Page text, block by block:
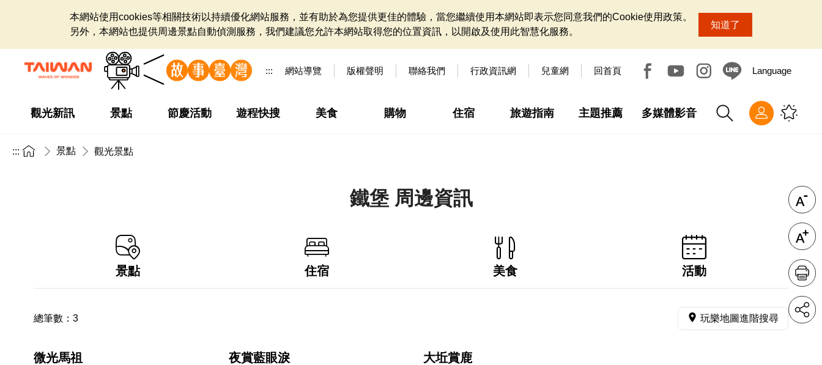
本網站使用cookies等相關技術以持續優化網站服務，並有助於為您提供更佳的體驗，當您繼續使用本網站即表示您同意我們的Cookie使用政策。
另外，本網站也提供周邊景點自動偵測服務，我們建議您允許本網站取得您的位置資訊，以開啟及使用此智慧化服務。
知道了
::: 網站導覽 版權聲明 聯絡我們 行政資訊網 兒童網 回首頁 Language
觀光新訊 景點 節慶活動 遊程快搜 美食 購物 住宿 旅遊指南 主題推薦 多媒體影音
::: 景點 觀光景點
鐵堡 周邊資訊
景點 住宿 美食 活動
總筆數： 3 玩樂地圖進階搜尋
微光馬祖 夜賞藍眼淚 大坵賞鹿